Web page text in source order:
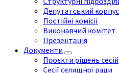
Депутатський корпус
Постійні комісії
Виконавчий комітет
Презентація
Документи
Проєкти рішень сесій
Сесії селищної ради